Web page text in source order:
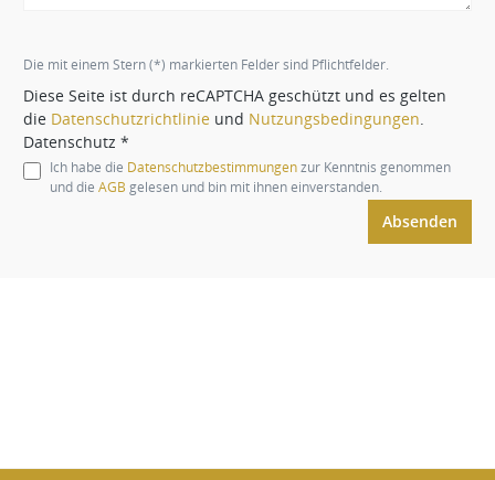
Die mit einem Stern (*) markierten Felder sind Pflichtfelder.
Diese Seite ist durch reCAPTCHA geschützt und es gelten
die Datenschutzrichtlinie und Nutzungsbedingungen
Datenschutz *
Ich habe die Datenschutzbestimmungenzur Kenntnis genommen
und die AGB gelesen und bin mit ihnen einverstanden.
Absenden